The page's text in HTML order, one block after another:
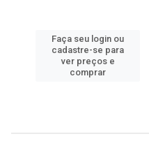
Faça seu login ou
cadastre-se para
ver preços e
comprar